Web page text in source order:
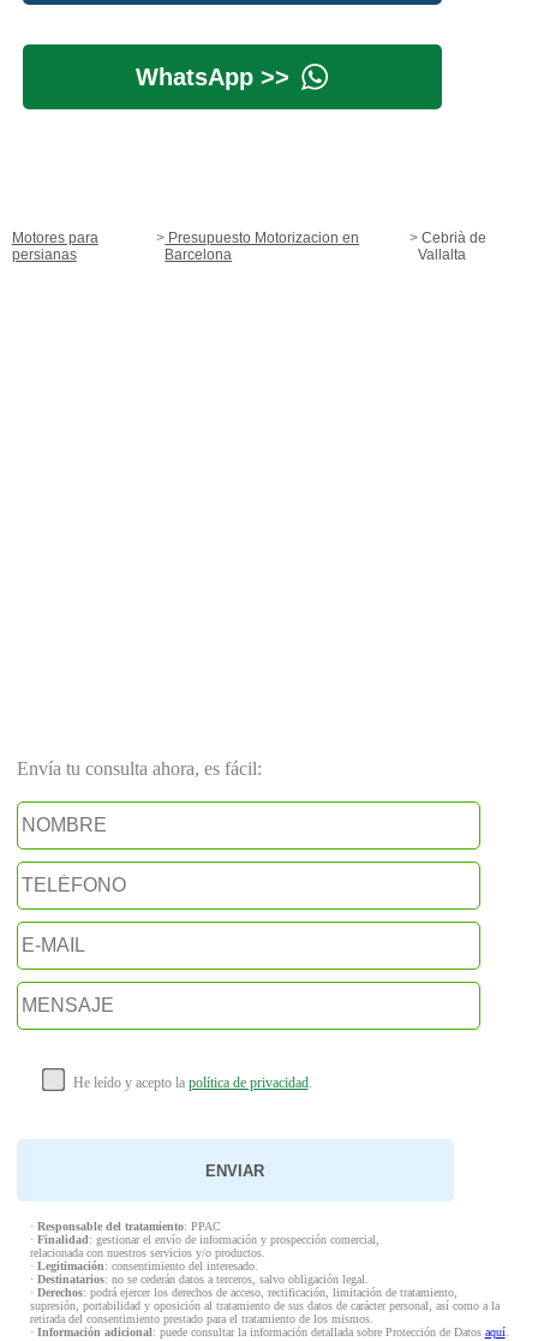
WhatsApp >>
Motores para
persianas
Presupuesto Motorizacion en
Barcelona
Cebrià de
Vallalta
Envía tu consulta ahora, es fácil:
He leído y acepto la política de privacidad.
· Responsable del tratamiento: PPAC
· Finalidad: gestionar el envío de información y prospección comercial,
relacionada con nuestros servicios y/o productos.
· Legitimación: consentimiento del interesado.
· Destinatarios: no se cederán datos a terceros, salvo obligación legal.
· Derechos: podrá ejercer los derechos de acceso, rectificación, limitación de tratamiento,
supresión, portabilidad y oposición al tratamiento de sus datos de carácter personal, así como a la
retirada del consentimiento prestado para el tratamiento de los mismos.
· Información adicional: puede consultar la información detallada sobre Protección de Datos aquí.